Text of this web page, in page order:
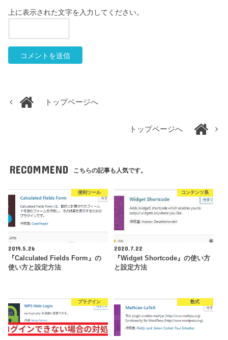
上に表示された文字を入力してください。
トップページへ
トップページへ
RECOMMEND こちらの記事も人気です。
便利ツール
2019.5.26
『Calculated Fields Form』の
使い方と設定方法
コンテンツ系
2020.7.22
『Widget Shortcode』の使い方
と設定方法
プラグイン 数式